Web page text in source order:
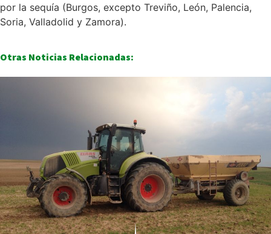
por la sequía (Burgos, excepto Treviño, León, Palencia,
Soria, Valladolid y Zamora).
Otras Noticias Relacionadas: